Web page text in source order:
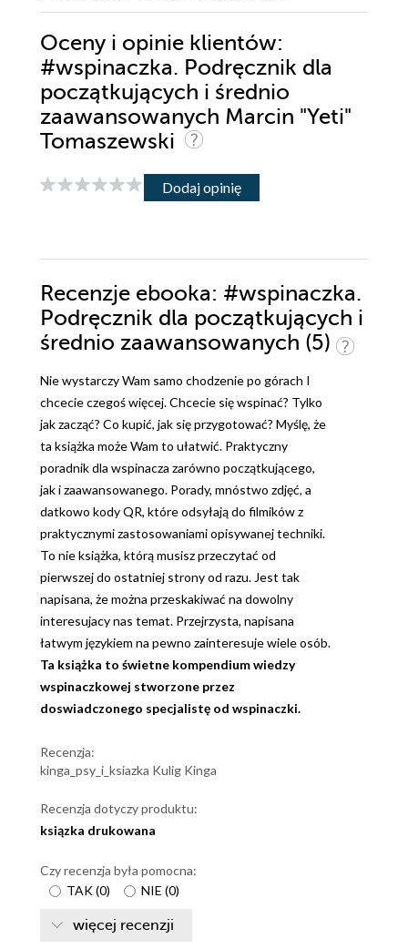
Oceny i opinie klientów:
#wspinaczka. Podręcznik dla
początkujących i średnio
zaawansowanych Marcin "Yeti"
Tomaszewski
Dodaj opinię
Recenzje ebooka: #wspinaczka.
Podręcznik dla początkujących i
średnio zaawansowanych (5)
Nie wystarczy Wam samo chodzenie po górach I
chcecie czegoś więcej. Chcecie się wspinać? Tylko
jak zacząć? Co kupić, jak się przygotować? Myślę, że
ta książka może Wam to ułatwić. Praktyczny
poradnik dla wspinacza zarówno początkującego,
jak i zaawansowanego. Porady, mnóstwo zdjęć, a
datkowo kody QR, które odsyłają do filmików z
praktycznymi zastosowaniami opisywanej techniki.
To nie książka, którą musisz przeczytać od
pierwszej do ostatniej strony od razu. Jest tak
napisana, że można przeskakiwać na dowolny
interesujacy nas temat. Przejrzysta, napisana
łatwym językiem na pewno zainteresuje wiele osób.
Ta książka to świetne kompendium wiedzy
wspinaczkowej stworzone przez
doswiadczonego specjalistę od wspinaczki.
Recenzja:
kinga_psy_i_ksiazka Kulig Kinga
Recenzja dotyczy produktu:
ksiązka drukowana
Czy recenzja była pomocna:
TAK(0) NIE (0)
więcej recenzji